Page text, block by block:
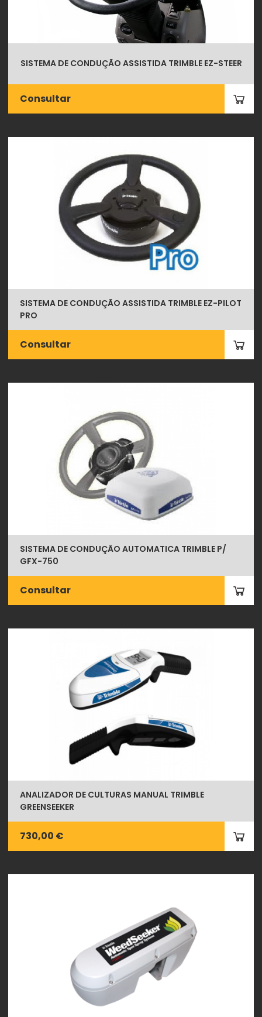
SISTEMA DE CONDUÇÃO ASSISTIDA TRIMBLE EZ-STEER
Consultar
SISTEMA DE CONDUÇÃO ASSISTIDA TRIMBLE EZ-PILOT
PRO
Consultar
SISTEMA DE CONDUÇÃO AUTOMATICA TRIMBLE P/
GFX-750
Consultar
ANALIZADOR DE CULTURAS MANUAL TRIMBLE
GREENSEEKER
730,00 €